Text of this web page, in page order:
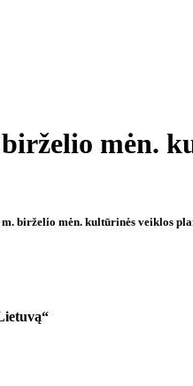
mėn.
birželio mėn. kultūrinės veiklos